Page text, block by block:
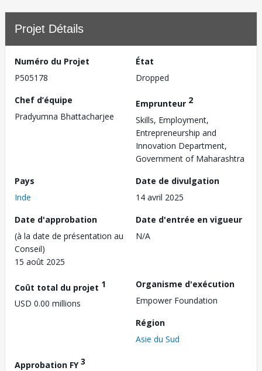
Projet Détails
Numéro du Projet
P505178
État
Dropped
Chef d’équipe
Pradyumna Bhattacharjee
Emprunteur 2
Skills, Employment,
Entrepreneurship and
Innovation Department,
Government of Maharashtra
Pays
Inde
Date de divulgation
14 avril 2025
Date d'approbation
(à la date de présentation au
Conseil)
15 août 2025
Date d'entrée en vigueur
N/A
Coût total du projet 1
USD 0.00 millions
Organisme d'exécution
Empower Foundation
Région
Asie du Sud
Approbation FY3